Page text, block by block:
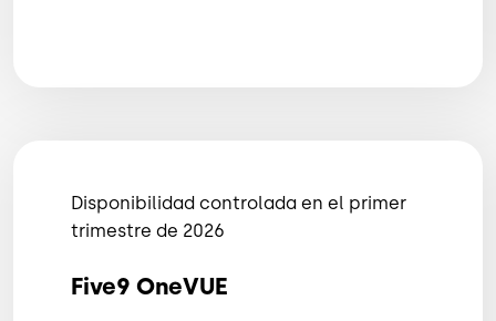
Disponibilidad controlada en el primer
trimestre de 2026
Five9 OneVUE